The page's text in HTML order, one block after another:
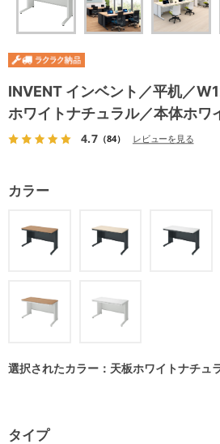
INVENT インベント／平机／
ホワイトナチュラル／本体ホワ
4.7（84） レビューを見る
カラー
選択されたカラー：天板ホワイトナチュ
タイプ